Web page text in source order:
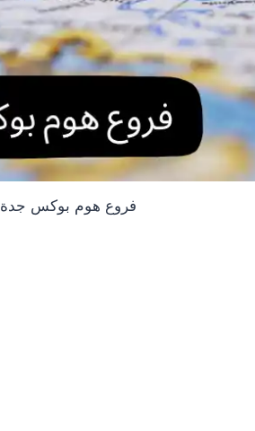
فروع هوم بوكس جدة